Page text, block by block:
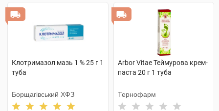
Клотримазол мазь 1 % 25 г 1
туба
Борщагівський ХФЗ
Arbor Vitae Теймурова крем-
паста 20 г 1 туба
Тернофарм